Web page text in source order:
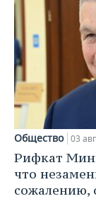
Общество 03
Рифкат
что
сожалению,